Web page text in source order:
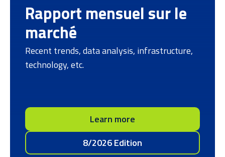
Rapport mensuel sur le
marché
Recent trends, data analysis, infrastructure,
technology, etc.
Learn more
8/2026 Edition